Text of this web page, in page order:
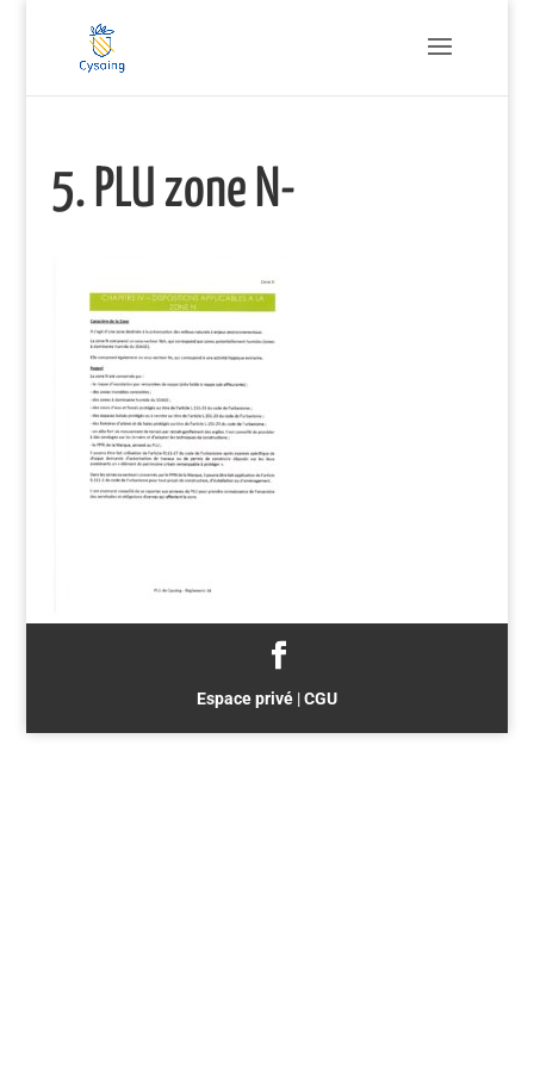
5. PLU zone N-
Espace privé|CGU